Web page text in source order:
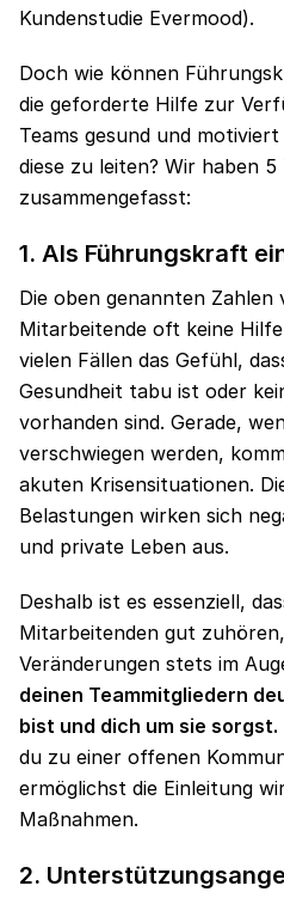
Kundenstudie Evermood).
Doch wie können
die geforderte Hilfe zur
Teams gesund und
diese zu leiten? Wir haben
zusammengefasst:
1. Als Führungskraft
Die oben genannten Zahlen
Mitarbeitende oft keine
vielen Fällen das Gefühl,
Gesundheit tabu ist oder
vorhanden sind. Gerade,
verschwiegen werden,
akuten Krisensituationen.
Belastungen wirken sich
und private Leben aus.
Deshalb ist es essenziell,
Mitarbeitenden gut
Veränderungen stets im
deinen Teammitgliedern
bist und dich um sie sorgst.
du zu einer offenen
ermöglichst die Einleitung
Maßnahmen.
2.